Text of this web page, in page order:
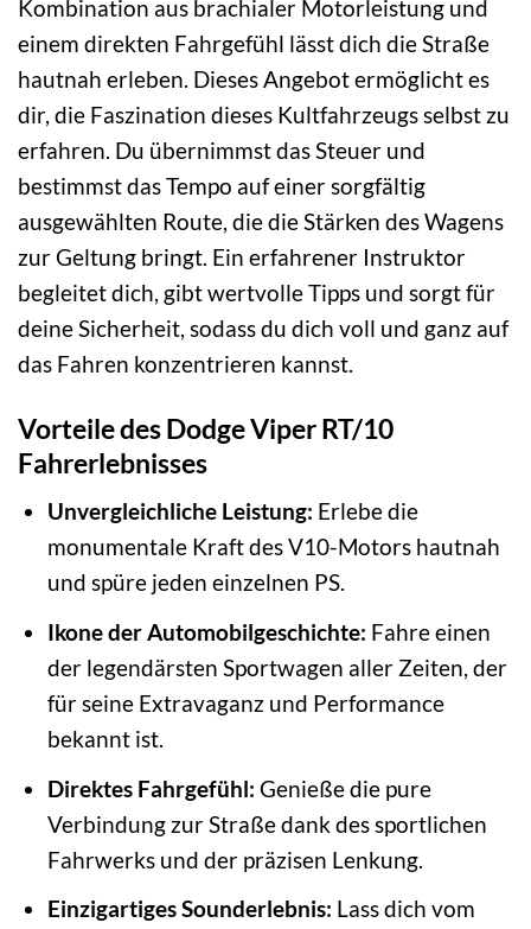
Kombination aus brachialer Motorleistung und
einem direkten Fahrgefühl lässt dich die Straße
hautnah erleben. Dieses Angebot ermöglicht es
dir, die Faszination dieses Kultfahrzeugs selbst zu
erfahren. Du übernimmst das Steuer und
bestimmst das Tempo auf einer sorgfältig
ausgewählten Route, die die Stärken des Wagens
zur Geltung bringt. Ein erfahrener Instruktor
begleitet dich, gibt wertvolle Tipps und sorgt für
deine Sicherheit, sodass du dich voll und ganz auf
das Fahren konzentrieren kannst.
Vorteile des Dodge Viper RT/10
Fahrerlebnisses
Unvergleichliche Leistung: Erlebe die
monumentale Kraft des V10-Motors hautnah
und spüre jeden einzelnen PS.
Ikone der Automobilgeschichte: Fahre einen
der legendärsten Sportwagen aller Zeiten, der
für seine Extravaganz und Performance
bekannt ist.
Direktes Fahrgefühl: Genieße die pure
Verbindung zur Straße dank des sportlichen
Fahrwerks und der präzisen Lenkung.
Einzigartiges Sounderlebnis: Lass dich vom